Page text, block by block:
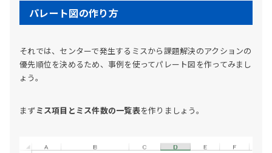
パレート図の作り方
それでは、センターで発生するミスから課題解決のアクションの
優先順位を決めるため、事例を使ってパレート図を作ってみまし
ょう。
まず ミス項目とミス件数の一覧表を作りましょう。